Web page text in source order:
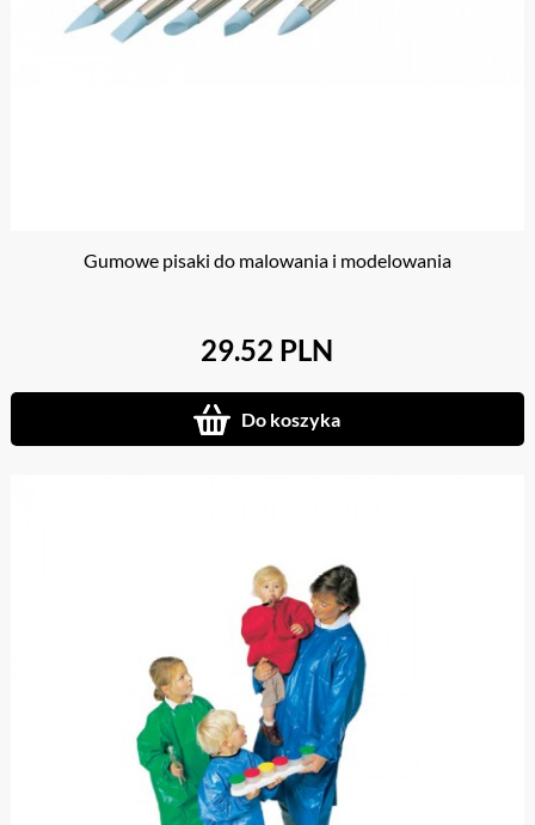
Gumowe pisaki do malowania i modelowania
29.52 PLN
Do koszyka